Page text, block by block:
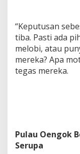
“Keputusan
tiba. Pasti ada
melobi, atau
mereka? Apa
tegas mereka.
Pulau Oengok
Serupa